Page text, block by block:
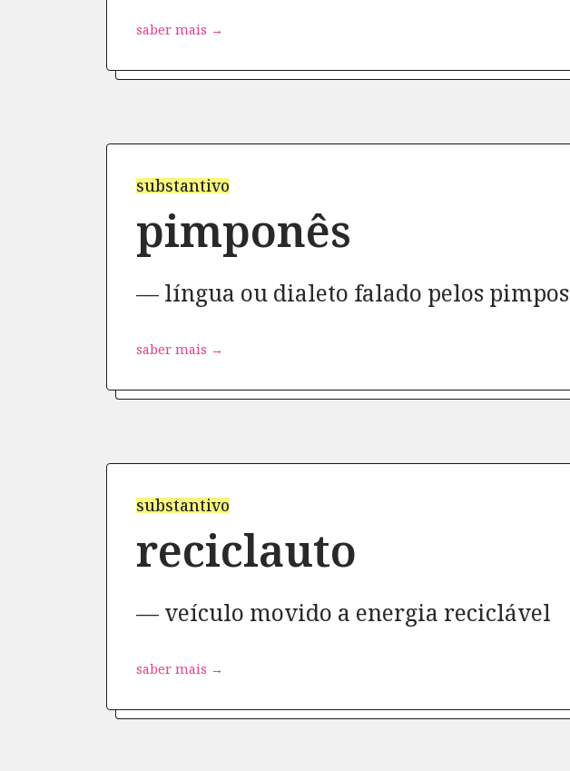
saber mais →
substantivo
pimponês
língua ou dialeto falado pelos pimpos
saber mais →
substantivo
reciclauto
veículo movido a energia reciclável
saber mais →